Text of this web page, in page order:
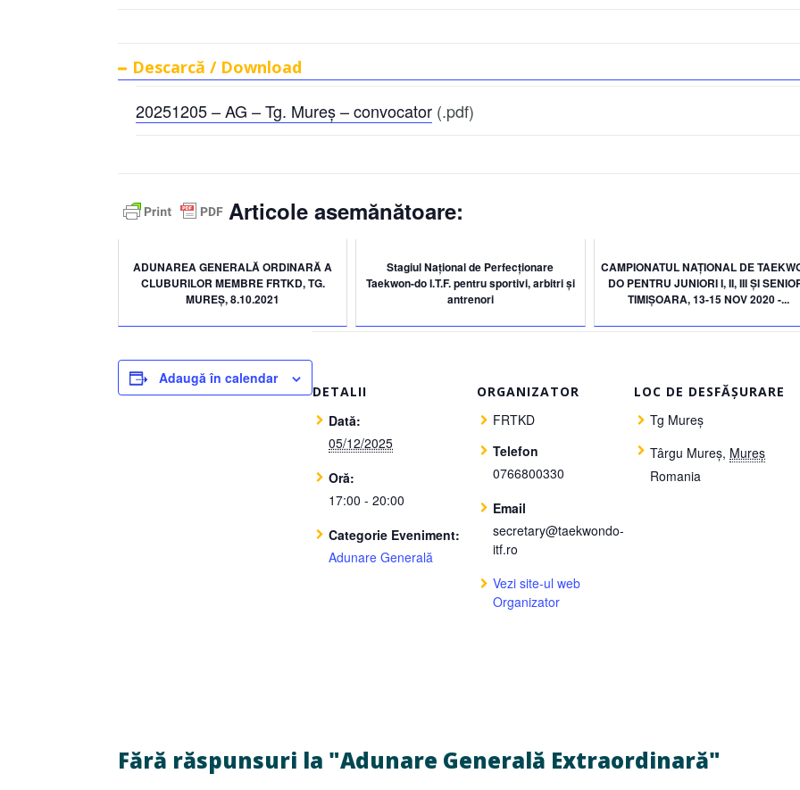
Descarcă / Download
20251205 – AG – Tg. Mureș – convocator (.pdf)
Articole asemănătoare:
ADUNAREA GENERALĂ ORDINARĂ A
CLUBURILOR MEMBRE FRTKD, TG.
MUREȘ, 8.10.2021
Stagiul Național de Perfecționare
Taekwon-do I.T.F. pentru sportivi, arbitri și
antrenori
CAMPIONATUL NAȚIONAL DE
DO PENTRU JUNIORI I, II, III ȘI
TIMIȘOARA, 13-15 NOV 2020 -...
Adaugă în calendar
DETALII
Dată:
05/12/2025
Oră:
17:00 - 20:00
Categorie Eveniment:
Adunare Generală
ORGANIZATOR
FRTKD
Telefon
0766800330
Email
secretary@taekwondo-
itf.ro
Vezi site-ul web
Organizator
LOC DE DESFĂȘURARE
Tg Mureș
Târgu Mureș, Mureș
Romania
Fără răspunsuri la "Adunare Generală Extraordinară"